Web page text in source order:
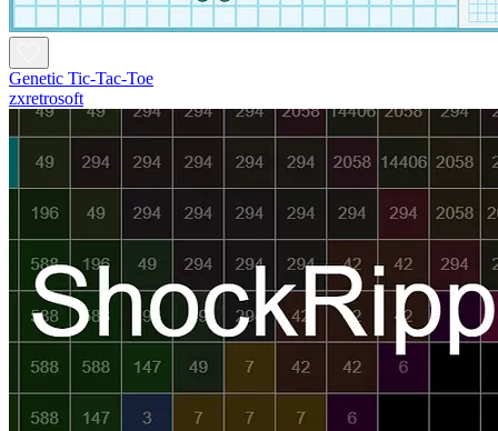
Genetic Tic-Tac-Toe
zxretrosoft